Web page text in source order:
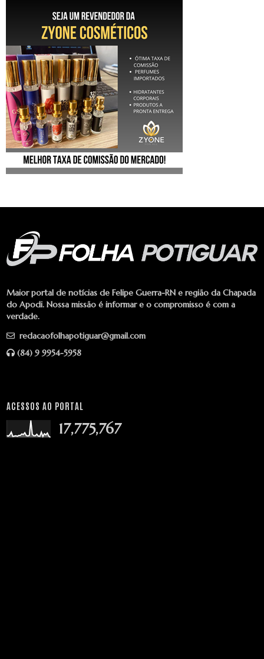
Maior portal de notícias de Felipe Guerra-RN e região da Chapada
do Apodi. Nossa missão é informar e o compromisso é com a
verdade.
redacaofolhapotiguar@gmail.com
(84) 9 9954-5958
ACESSOS AO PORTAL
17,775,767